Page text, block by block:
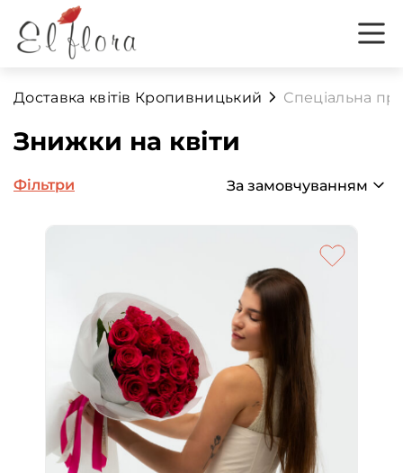
Доставка квітів Кропивницький Спеціальна
Знижки на квіти
Фільтри За замовчуванням